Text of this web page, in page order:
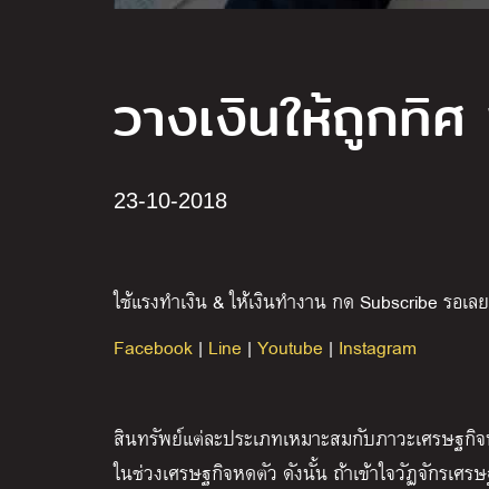
วางเงินให้ถูกทิ
23-10-2018
ใช้แรงทำเงิน & ให้เงินทำงาน กด Subscribe รอเ
Facebook | Line | Youtube | Instagram
สินทรัพย์แต่ละประเภทเหมาะสมกับภาวะเศรษฐกิ
ในช่วงเศรษฐกิจหดตัว ดังนั้น ถ้าเข้าใจวัฏจักรเศ